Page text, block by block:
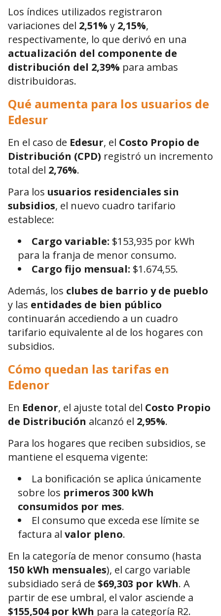
Los índices utilizados registraron
variaciones del 2,51% y 2,15%,
respectivamente, lo que derivó en una
actualización del componente de
distribución del 2,39% para ambas
distribuidoras.
Qué aumenta para los usuarios de
Edesur
En el caso de Edesur, el Costo Propio de
Distribución (CPD) registró un incremento
total del 2,76%.
Para los usuarios residenciales sin
subsidios, el nuevo cuadro tarifario
establece:
Cargo variable: $153,935 por kWh
para la franja de menor consumo.
Cargo fijo mensual: $1.674,55.
Además, los clubes de barrio y de pueblo
y las entidades de bien público
continuarán accediendo a un cuadro
tarifario equivalente al de los hogares con
subsidios.
Cómo quedan las tarifas en
Edenor
En Edenor, el ajuste total del Costo Propio
de Distribución alcanzó el 2,95%.
Para los hogares que reciben subsidios, se
mantiene el esquema vigente:
La bonificación se aplica únicamente
sobre los primeros 300 kWh
consumidos por mes.
El consumo que exceda ese límite se
factura al valor pleno.
En la categoría de menor consumo (hasta
150 kWh mensuales), el cargo variable
subsidiado será de $69,303 por kWh. A
partir de ese umbral, el valor asciende a
$155,504 por kWh para la categoría R2.